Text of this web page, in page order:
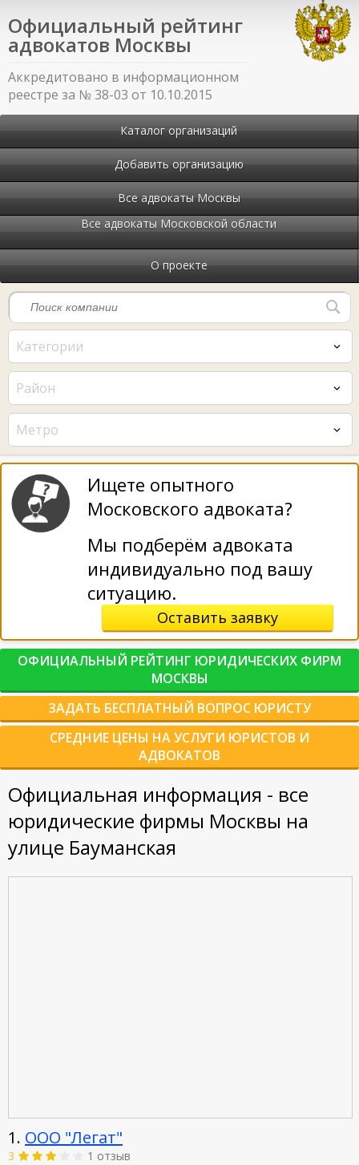
Официальный рейтинг
адвокатов Москвы
Аккредитовано в информационном
реестре за № 38-03 от 10.10.2015
Каталог организаций
Добавить организацию
Все адвокаты Москвы
Все адвокаты Московской области
О проекте
Категории
Район
Метро
Ищете опытного
Московского адвоката?
Мы подберём адвоката
индивидуально под вашу
ситуацию.
Оставить заявку
ОФИЦИАЛЬНЫЙ РЕЙТИНГ ЮРИДИЧЕСКИХ ФИРМ
МОСКВЫ
ЗАДАТЬ БЕСПЛАТНЫЙ ВОПРОС ЮРИСТУ
СРЕДНИЕ ЦЕНЫ НА УСЛУГИ ЮРИСТОВ И
АДВОКАТОВ
Официальная информация - все
юридические фирмы Москвы на
улице Бауманская
1. ООО "Легат"
3
1 отзыв